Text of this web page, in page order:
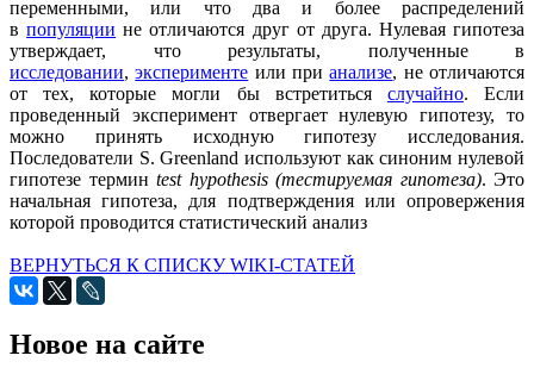
переменными, или что два и более распределений
впопуляции не отличаются друг от друга. Нулевая гипотеза
утверждает, что результаты, полученные в
исследовании,эксперименте или прианализе, не отличаются
от тех, которые могли бы встретиться случайно. Если
проведенный эксперимент отвергает нулевую гипотезу, то
можно принять исходную гипотезу исследования.
Последователи S. Greenland используют как синоним нулевой
гипотезе термин test hypothesis (тестируемая гипотеза). Это
начальная гипотеза, для подтверждения или опровержения
которой проводится статистический анализ
ВЕРНУТЬСЯ К СПИСКУ WIKI-СТАТЕЙ
Новое на сайте